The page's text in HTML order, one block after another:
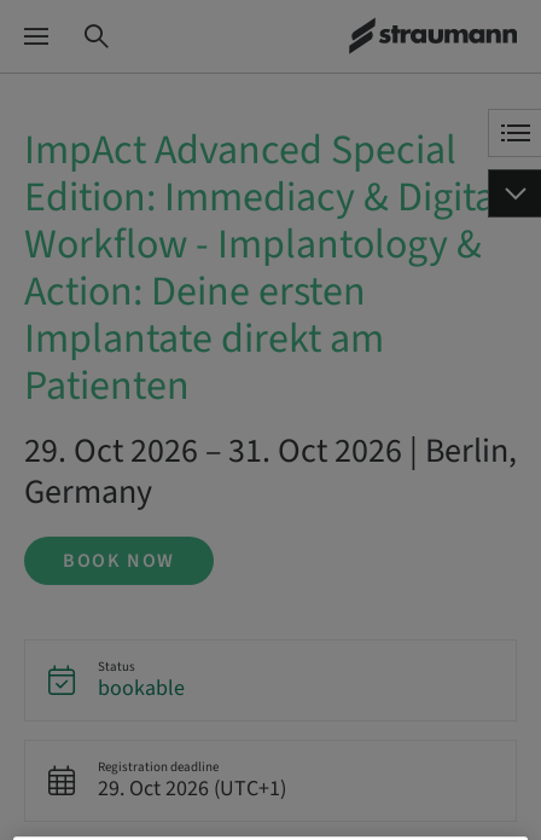
ImpAct Advanced Special
Edition: Immediacy & Digital
Workflow - Implantology &
Action: Deine ersten
Implantate direkt am
Patienten
29. Oct 2026 – 31. Oct 2026 | Berlin,
Germany
BOOK NOW
Status
bookable
Registration deadline
29. Oct 2026 (UTC+1)